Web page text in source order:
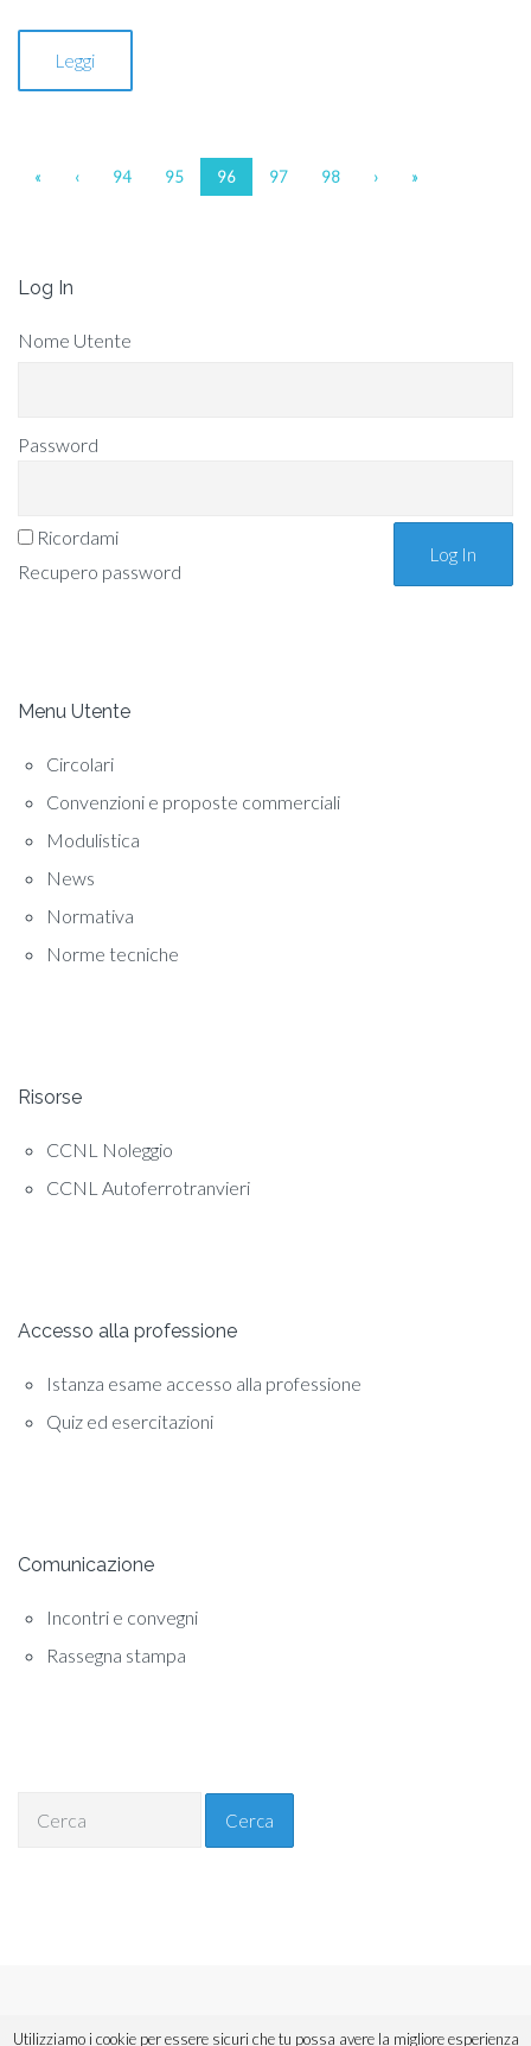
Leggi
« ‹ 94 95 96 97 98 › »
Log In
Nome Utente
Password
Ricordami
Recupero password
Menu Utente
Circolari
Convenzioni e proposte commerciali
Modulistica
News
Normativa
Norme tecniche
Risorse
CCNL Noleggio
CCNL Autoferrotranvieri
Accesso alla professione
Istanza esame accesso alla professione
Quiz ed esercitazioni
Comunicazione
Incontri e convegni
Rassegna stampa
Cerca
Utilizziamo i cookie per essere sicuri che tu possa avere la migliore esperienza